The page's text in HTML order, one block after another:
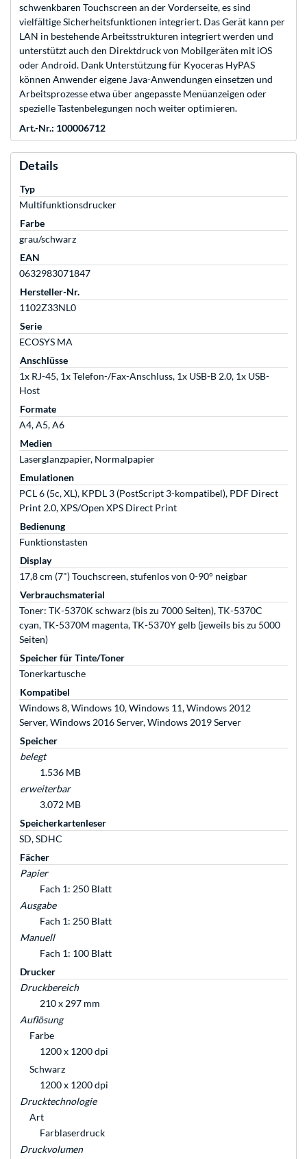
schwenkbaren Touchscreen an der Vorderseite, es sind
vielfältige Sicherheitsfunktionen integriert. Das Gerät kann per
LAN in bestehende Arbeitsstrukturen integriert werden und
unterstützt auch den Direktdruck von Mobilgeräten mit iOS
oder Android. Dank Unterstützung für Kyoceras HyPAS
können Anwender eigene Java-Anwendungen einsetzen und
Arbeitsprozesse etwa über angepasste Menüanzeigen oder
spezielle Tastenbelegungen noch weiter optimieren.
Art.-Nr.: 100006712
Details
Typ
Multifunktionsdrucker
Farbe
grau/schwarz
EAN
0632983071847
Hersteller-Nr.
1102Z33NL0
Serie
ECOSYS MA
Anschlüsse
1x RJ-45, 1x Telefon-/Fax-Anschluss, 1x USB-B 2.0, 1x USB-
Host
Formate
A4, A5, A6
Medien
Laserglanzpapier, Normalpapier
Emulationen
PCL 6 (5c, XL), KPDL 3 (PostScript 3-kompatibel), PDF Direct
Print 2.0, XPS/Open XPS Direct Print
Bedienung
Funktionstasten
Display
17,8 cm (7") Touchscreen, stufenlos von 0-90° neigbar
Verbrauchsmaterial
Toner: TK-5370K schwarz (bis zu 7000 Seiten), TK-5370C
cyan, TK-5370M magenta, TK-5370Y gelb (jeweils bis zu 5000
Seiten)
Speicher für Tinte/Toner
Tonerkartusche
Kompatibel
Windows 8, Windows 10, Windows 11, Windows 2012
Server, Windows 2016 Server, Windows 2019 Server
Speicher
belegt
1.536 MB
erweiterbar
3.072 MB
Speicherkartenleser
SD, SDHC
Fächer
Papier
Fach 1: 250 Blatt
Ausgabe
Fach 1: 250 Blatt
Manuell
Fach 1: 100 Blatt
Drucker
Druckbereich
210 x 297 mm
Auflösung
Farbe
1200 x 1200 dpi
Schwarz
1200 x 1200 dpi
Drucktechnologie
Art
Farblaserdruck
Druckvolumen